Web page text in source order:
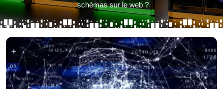
schémas sur le web ?